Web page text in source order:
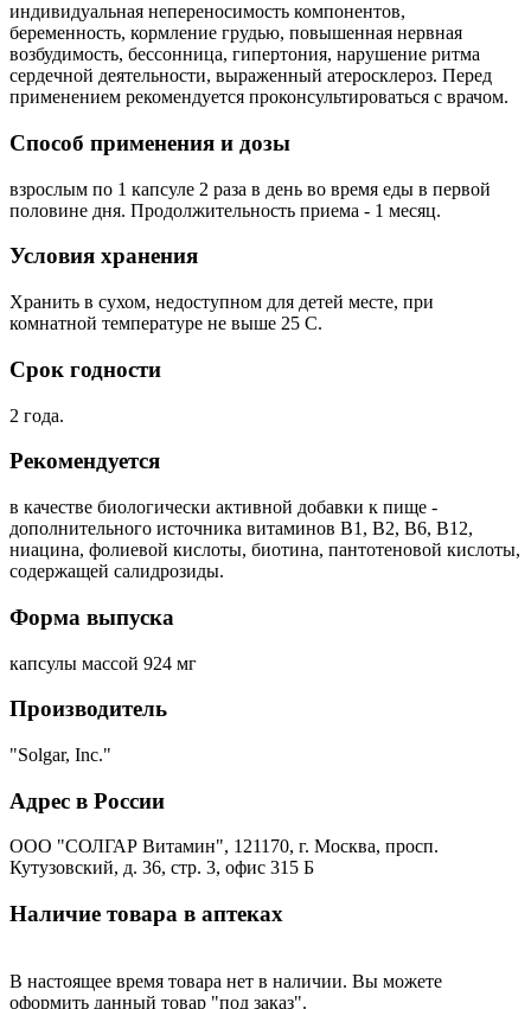
индивидуальная непереносимость компонентов,
беременность, кормление грудью, повышенная нервная
возбудимость, бессонница, гипертония, нарушение ритма
сердечной деятельности, выраженный атеросклероз. Перед
применением рекомендуется проконсультироваться с врачом.
Способ применения и дозы
взрослым по 1 капсуле 2 раза в день во время еды в первой
половине дня. Продолжительность приема - 1 месяц.
Условия хранения
Хранить в сухом, недоступном для детей месте, при
комнатной температуре не выше 25 С.
Срок годности
2 года.
Рекомендуется
в качестве биологически активной добавки к пище -
дополнительного источника витаминов В1, В2, В6, В12,
ниацина, фолиевой кислоты, биотина, пантотеновой кислоты,
содержащей салидрозиды.
Форма выпуска
капсулы массой 924 мг
Производитель
"Solgar, Inc."
Адрес в России
ООО "СОЛГАР Витамин", 121170, г. Москва, просп.
Кутузовский, д. 36, стр. 3, офис 315 Б
Наличие товара в аптеках
В настоящее время товара нет в наличии. Вы можете
оформить данный товар "под заказ".